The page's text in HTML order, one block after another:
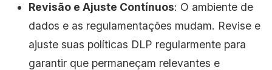
Revisão e Ajuste Contínuos: O ambiente de
dados e as regulamentações mudam. Revise e
ajuste suas políticas DLP regularmente para
garantir que permaneçam relevantes e